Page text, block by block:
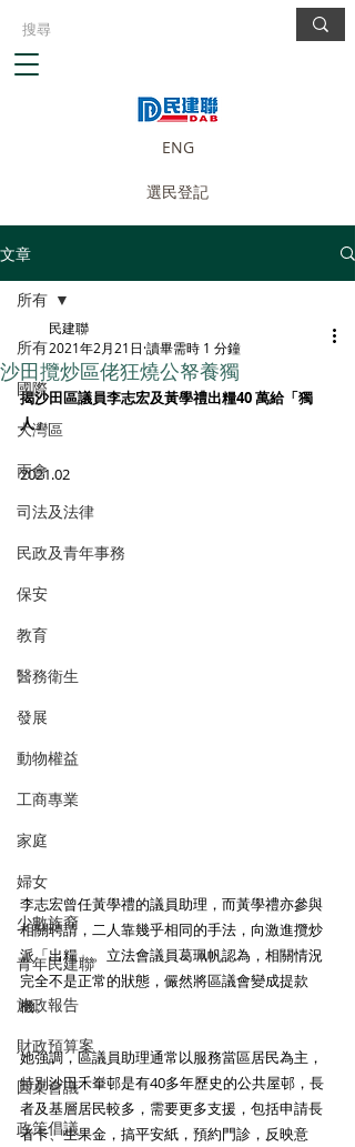
ENG
選民登記
文章
所有
國際
大灣區
兩會
司法及法律
民政及青年事務
保安
教育
醫務衛生
發展
動物權益
工商專業
家庭
婦女
少數族裔
青年民建聯
施政報告
財政預算案
圓桌會議
政策倡議
所有
沙田攬炒區佬狂燒公帑養獨
民建聯
2021年2月21日 讀畢需時 1 分鐘
揭沙田區議員李志宏及黃學禮出糧40 萬給「獨
人」
2021.02
李志宏曾任黃學禮的議員助理，而黃學禮亦參與
相關聘請，二人靠幾乎相同的手法，向激進攬炒
派「出糧」。立法會議員葛珮帆認為，相關情況
完全不是正常的狀態，儼然將區議會變成提款
機。
她強調，區議員助理通常以服務當區居民為主，
特別沙田禾輋邨是有40多年歷史的公共屋邨，長
者及基層居民較多，需要更多支援，包括申請長
者卡、生果金，搞平安紙，預約門診，反映意